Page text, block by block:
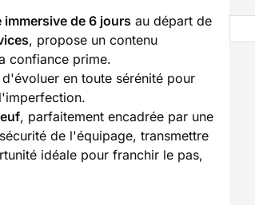
immersive de 6 jours au départ de
, propose un contenu
confiance prime.
en toute sérénité pour
, parfaitement encadrée par une
de l'équipage, transmettre
idéale pour franchir le pas,